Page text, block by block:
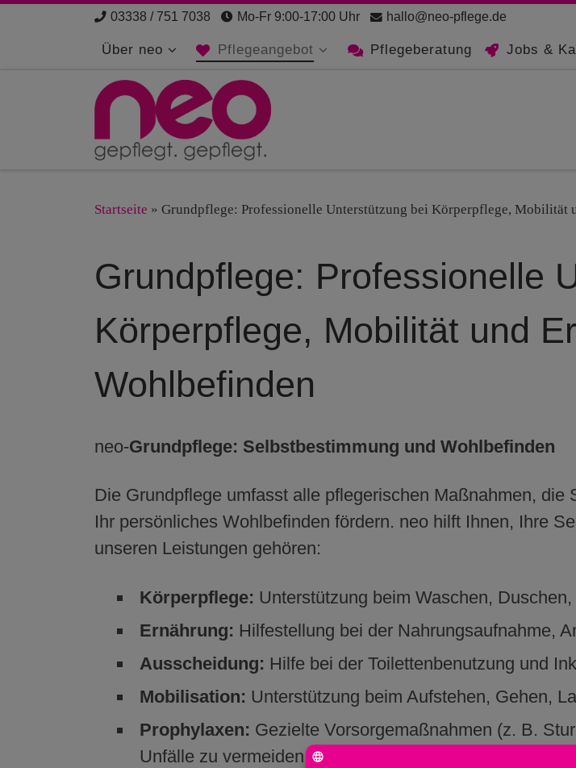
Zum Inhalt springen03338 / 751 7038 Mo-Fr 9:00-17:00 Uhr hallo@neo-pflege.de
Über neo Pflegeangebot Pflegeberatung Jobs &
Startseite » Grundpflege: Professionelle Unterstützung bei Körperpflege, Mobilität
Grundpflege: Professionelle
Körperpflege, Mobilität und
Wohlbefinden
neo-Grundpflege: Selbstbestimmung und Wohlbefinden
Die Grundpflege umfasst alle pflegerischen Maßnahmen,
Ihr persönliches Wohlbefinden fördern. neo hilft Ihnen, Ihre
unseren Leistungen gehören:
Körperpflege: Unterstützung beim Waschen,
Ernährung: Hilfestellung bei der Nahrungsaufnahme,
Ausscheidung: Hilfe bei der Toilettenbenutzung und
Mobilisation: Unterstützung beim Aufstehen, Gehen,
Prophylaxen: Gezielte Vorsorgemaßnahmen (z. B.
Unfälle zu vermeiden. Durch frühzeitige